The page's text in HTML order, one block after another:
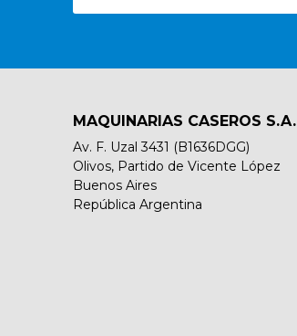
MAQUINARIAS CASEROS S.A.
Av. F. Uzal 3431 (B1636DGG)
Olivos, Partido de Vicente López
Buenos Aires
República Argentina